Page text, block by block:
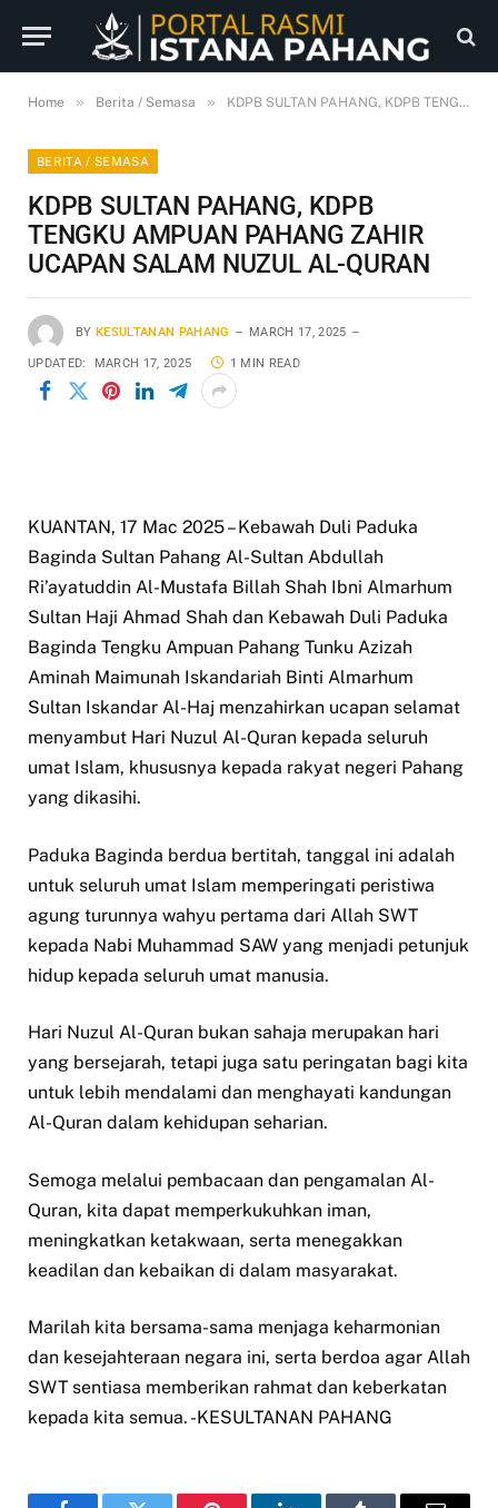
Home » Berita / Semasa » KDPB SULTAN PAHANG, KDPB TENGKU AMPUAN PAHANG ZAHIR UCAPAN SALAM NUZUL AL-QURAN
BERITA / SEMASA
KDPB SULTAN PAHANG, KDPB
TENGKU AMPUAN PAHANG ZAHIR
UCAPAN SALAM NUZUL AL-QURAN
BY KESULTANAN PAHANG MARCH 17, 2025
UPDATED: MARCH 17, 2025 1 MIN READ
KUANTAN, 17 Mac 2025 – Kebawah Duli Paduka
Baginda Sultan Pahang Al-Sultan Abdullah
Ri’ayatuddin Al-Mustafa Billah Shah Ibni Almarhum
Sultan Haji Ahmad Shah dan Kebawah Duli Paduka
Baginda Tengku Ampuan Pahang Tunku Azizah
Aminah Maimunah Iskandariah Binti Almarhum
Sultan Iskandar Al-Haj menzahirkan ucapan selamat
menyambut Hari Nuzul Al-Quran kepada seluruh
umat Islam, khususnya kepada rakyat negeri Pahang
yang dikasihi.
Paduka Baginda berdua bertitah, tanggal ini adalah
untuk seluruh umat Islam memperingati peristiwa
agung turunnya wahyu pertama dari Allah SWT
kepada Nabi Muhammad SAW yang menjadi petunjuk
hidup kepada seluruh umat manusia.
Hari Nuzul Al-Quran bukan sahaja merupakan hari
yang bersejarah, tetapi juga satu peringatan bagi kita
untuk lebih mendalami dan menghayati kandungan
Al-Quran dalam kehidupan seharian.
Semoga melalui pembacaan dan pengamalan Al-
Quran, kita dapat memperkukuhkan iman,
meningkatkan ketakwaan, serta menegakkan
keadilan dan kebaikan di dalam masyarakat.
Marilah kita bersama-sama menjaga keharmonian
dan kesejahteraan negara ini, serta berdoa agar Allah
SWT sentiasa memberikan rahmat dan keberkatan
kepada kita semua. -KESULTANAN PAHANG